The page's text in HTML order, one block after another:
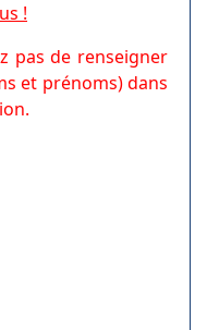
!
pas de renseigner
et prénoms) dans